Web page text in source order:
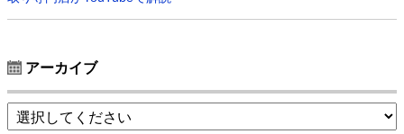
アーカイブ